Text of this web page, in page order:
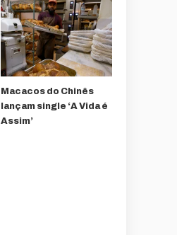
Macacos do Chinês
lançam single ‘A Vida é
Assim’